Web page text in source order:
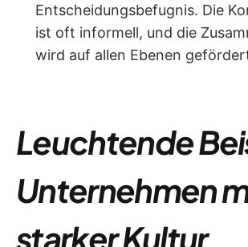
Entscheidungsbefugnis. Die
ist oft informell, und die
wird auf allen Ebenen
Leuchtende
Unternehmen
starker Kultur